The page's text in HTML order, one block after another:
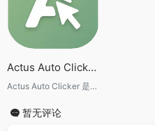
Actus Auto Clicker：免费专业的鼠标连点器推荐，支持自动点击、录制回放与智能查找点击
Actus Auto Clicker 是一款免费、轻量且功能强大的鼠标连点器，支持自动点击、录制回放、智能查找点击、自定义热键等功能。本文将详细介绍软件特色、适用场景、使用优势及实际体验，帮助你快速了解并选择这款高效的自动点击工具。
暂无评论